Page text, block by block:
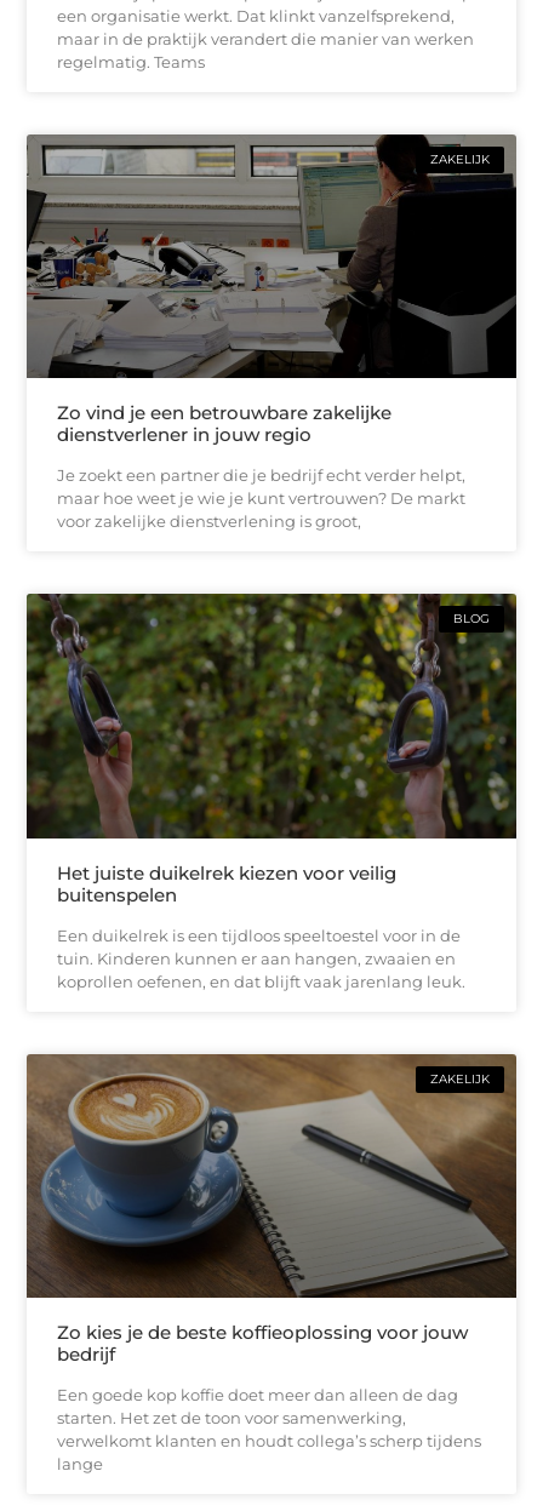
een organisatie werkt. Dat klinkt vanzelfsprekend,
maar in de praktijk verandert die manier van werken
regelmatig. Teams
ZAKELIJK
Zo vind je een betrouwbare zakelijke
dienstverlener in jouw regio
Je zoekt een partner die je bedrijf echt verder helpt,
maar hoe weet je wie je kunt vertrouwen? De markt
voor zakelijke dienstverlening is groot,
BLOG
Het juiste duikelrek kiezen voor veilig
buitenspelen
Een duikelrek is een tijdloos speeltoestel voor in de
tuin. Kinderen kunnen er aan hangen, zwaaien en
koprollen oefenen, en dat blijft vaak jarenlang leuk.
ZAKELIJK
Zo kies je de beste koffieoplossing voor jouw
bedrijf
Een goede kop koffie doet meer dan alleen de dag
starten. Het zet de toon voor samenwerking,
verwelkomt klanten en houdt collega’s scherp tijdens
lange